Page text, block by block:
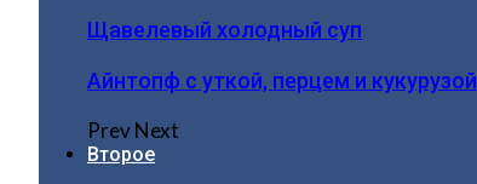
Щавелевый холодный суп
Айнтопф с уткой, перцем и кукурузой
PrevNext
Второе